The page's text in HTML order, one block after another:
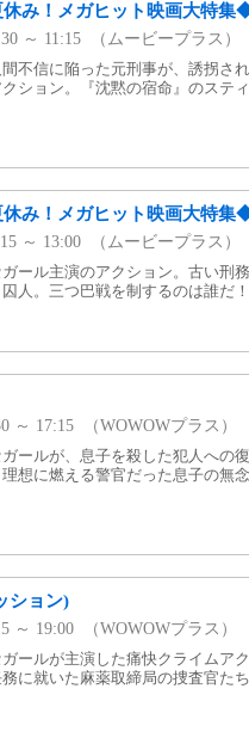
み！メガヒット映画大特集
～ 11:15 （ムービープラス）
不信に陥った元刑事が、誘拐さ
ション。『沈黙の宿命』のステ
み！メガヒット映画大特集
～ 13:00 （ムービープラス）
ール主演のアクション。古い刑
人。三つ巴戦を制するのは誰だ！
～ 17:15 （WOWOWプラス）
ールが、息子を殺した犯人への
想に燃える警官だった息子の無
ション)
～ 19:00 （WOWOWプラス）
ールが主演した痛快クライムア
に就いた麻薬取締局の捜査官た